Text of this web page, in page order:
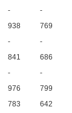
- -
938 769
- -
841 686
- -
976 799
783 642